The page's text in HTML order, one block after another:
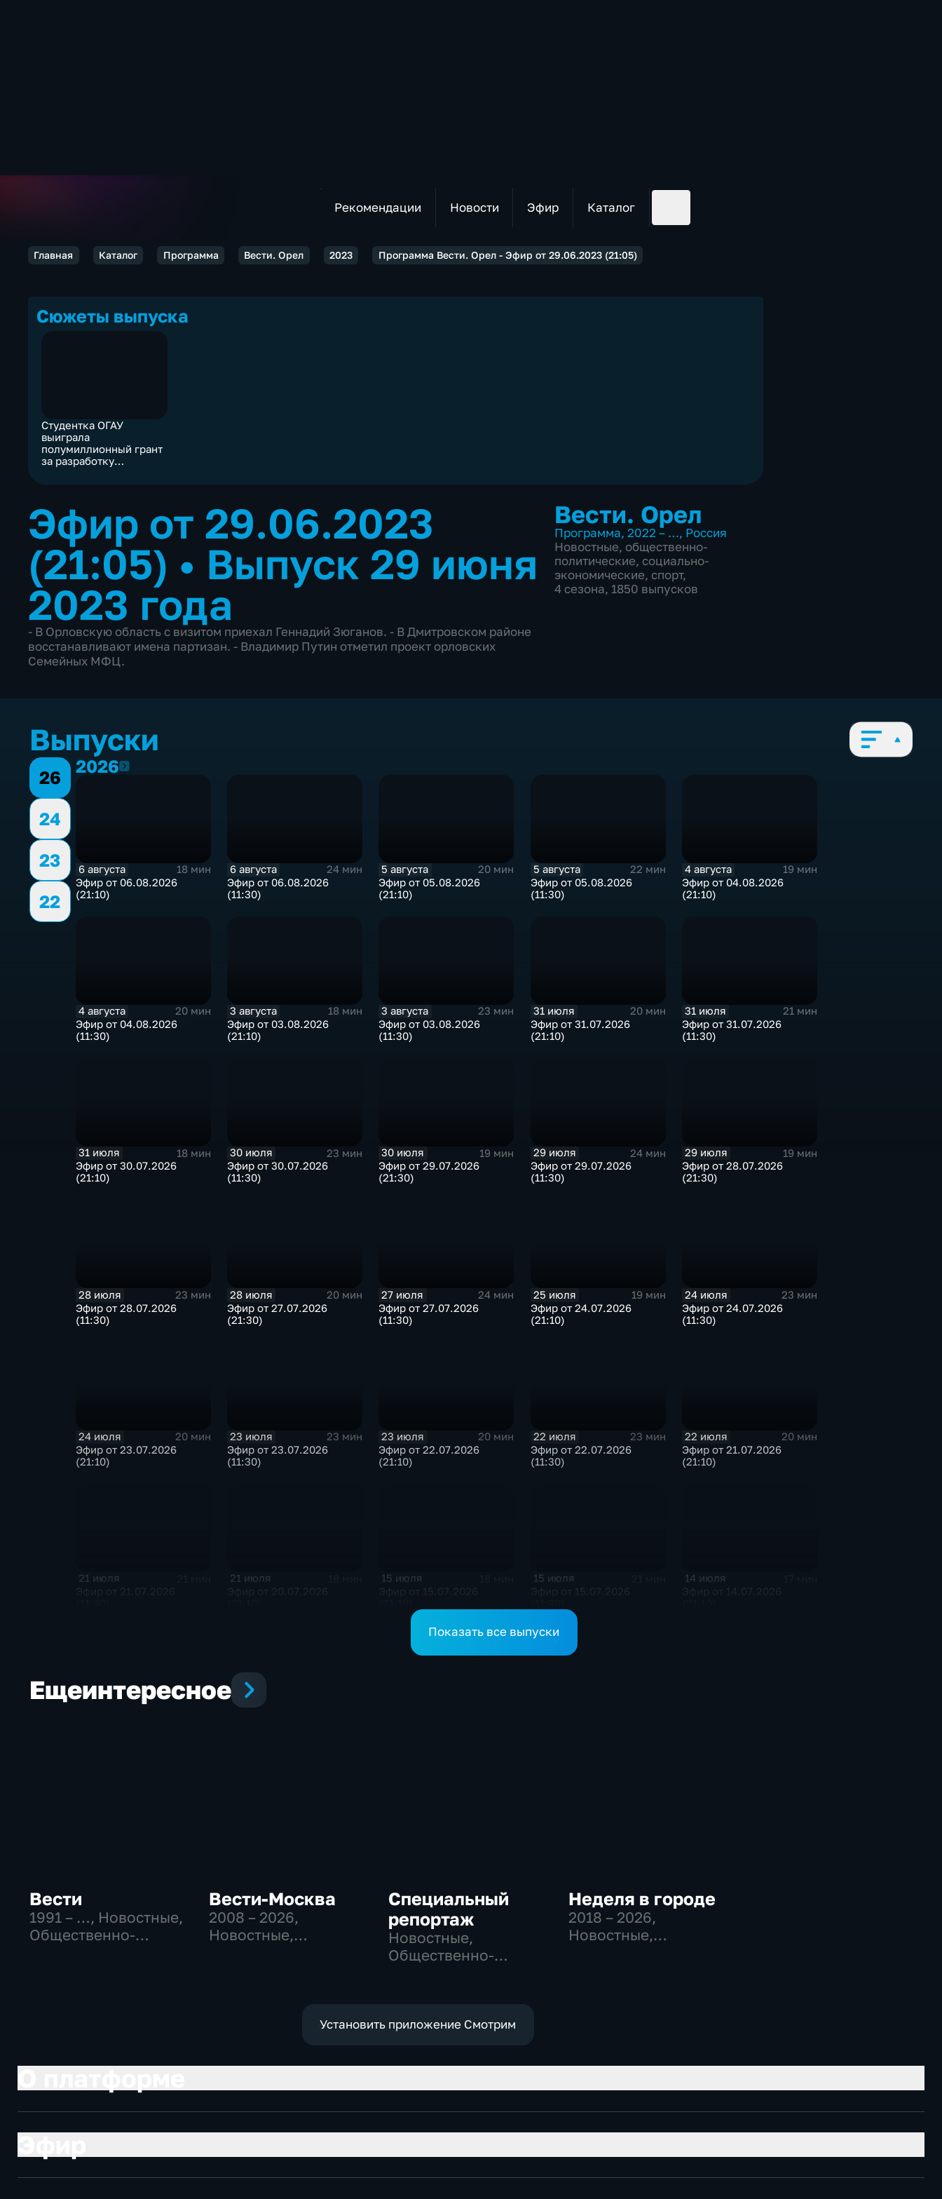
Рекомендации Новости Эфир Каталог
Главная Каталог Программа Вести. Орел 2023 Программа Вести. Орел - Эфир от 29.06.2023 (21:05)
Сюжеты выпуска
Студентка ОГАУ
выиграла
полумиллионный грант
за разработку
Эфир от 29.06.2023
(21:05) • Выпуск 29 июня
2023 года
- В Орловскую область с визитом приехал Геннадий Зюганов. - В Дмитровском районе
восстанавливают имена партизан. - Владимир Путин отметил проект орловских
Семейных МФЦ.
Вести. Орел
Программа, 2022 – …, Россия
Новостные, общественно-
политические, социально-
экономические, спорт,
4 сезона, 1850 выпусков
Выпуски
26
24
23
22
20262026
6 августа
18 мин
Эфир от 06.08.2026
(21:10)
6 августа
24 мин
Эфир от 06.08.2026
(11:30)
5 августа
20 мин
Эфир от 05.08.2026
(21:10)
5 августа
22 мин
Эфир от 05.08.2026
(11:30)
4 августа
19 мин
Эфир от 04.08.2026
(21:10)
4 августа
20 мин
Эфир от 04.08.2026
(11:30)
3 августа
18 мин
Эфир от 03.08.2026
(21:10)
3 августа
23 мин
Эфир от 03.08.2026
(11:30)
31 июля
20 мин
Эфир от 31.07.2026
(21:10)
31 июля
21 мин
Эфир от 31.07.2026
(11:30)
31 июля
18 мин
Эфир от 30.07.2026
(21:10)
30 июля
23 мин
Эфир от 30.07.2026
(11:30)
30 июля
19 мин
Эфир от 29.07.2026
(21:30)
29 июля
24 мин
Эфир от 29.07.2026
(11:30)
29 июля
19 мин
Эфир от 28.07.2026
(21:30)
28 июля
23 мин
Эфир от 28.07.2026
(11:30)
28 июля
20 мин
Эфир от 27.07.2026
(21:30)
27 июля
24 мин
Эфир от 27.07.2026
(11:30)
25 июля
19 мин
Эфир от 24.07.2026
(21:10)
24 июля
23 мин
Эфир от 24.07.2026
(11:30)
24 июля
20 мин
Эфир от 23.07.2026
(21:10)
23 июля
23 мин
Эфир от 23.07.2026
(11:30)
23 июля
20 мин
Эфир от 22.07.2026
(21:10)
22 июля
23 мин
Эфир от 22.07.2026
(11:30)
22 июля
20 мин
Эфир от 21.07.2026
(21:10)
21 июля 21 июля 15 июля 15 июля 14 июля
Показать все выпуски
Ещеинтересное
Вести
1991 – …, Новостные,
Общественно-
Вести-Москва
2008 – 2026,
Новостные,
Специальный
репортаж
Новостные,
Общественно-
Неделя в городе
2018 – 2026,
Новостные,
Установить приложение Смотрим